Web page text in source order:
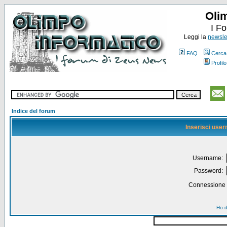
I
Leggi la
FAQ
Cerca
Profilo
Indice del forum
Inserisci
Username:
Password:
Ho